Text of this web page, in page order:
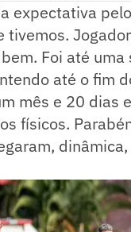
expectativa
tivemos.
Foi até uma
até o fim
mês e 20 dias
físicos.